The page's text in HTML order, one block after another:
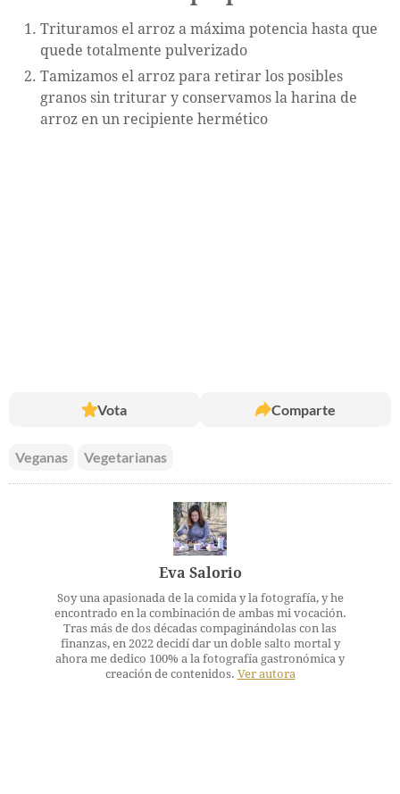
Trituramos el arroz a máxima potencia hasta que
quede totalmente pulverizado
Tamizamos el arroz para retirar los posibles
granos sin triturar y conservamos la harina de
arroz en un recipiente hermético
Vota Comparte
Veganas Vegetarianas
Eva Salorio
Soy una apasionada de la comida y la fotografía, y he
encontrado en la combinación de ambas mi vocación.
Tras más de dos décadas compaginándolas con las
finanzas, en 2022 decidí dar un doble salto mortal y
ahora me dedico 100% a la fotografía gastronómica y
creación de contenidos. Ver autora